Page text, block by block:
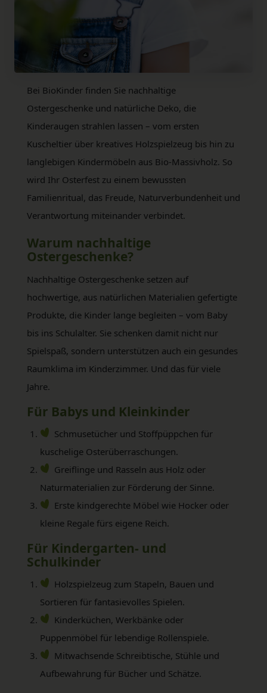
Bei BioKinder finden Sie nachhaltige
Ostergeschenke und natürliche Deko, die
Kinderaugen strahlen lassen – vom ersten
Kuscheltier über kreatives Holzspielzeug bis hin zu
langlebigen Kindermöbeln aus Bio-Massivholz. So
wird Ihr Osterfest zu einem bewussten
Familienritual, das Freude, Naturverbundenheit und
Verantwortung miteinander verbindet.
Warum nachhaltige
Ostergeschenke?
Nachhaltige Ostergeschenke setzen auf
hochwertige, aus natürlichen Materialien gefertigte
Produkte, die Kinder lange begleiten – vom Baby
bis ins Schulalter. Sie schenken damit nicht nur
Spielspaß, sondern unterstützen auch ein gesundes
Raumklima im Kinderzimmer. Und das für viele
Jahre.
Für Babys und Kleinkinder
Schmusetücher und Stoffpüppchen für
kuschelige Osterüberraschungen.
Greiflinge und Rasseln aus Holz oder
Naturmaterialien zur Förderung der Sinne.
Erste kindgerechte Möbel wie Hocker oder
kleine Regale fürs eigene Reich.
Für Kindergarten- und
Schulkinder
Holzspielzeug zum Stapeln, Bauen und
Sortieren für fantasievolles Spielen.​
Kinderküchen, Werkbänke oder
Puppenmöbel für lebendige Rollenspiele.
Mitwachsende Schreibtische, Stühle und
Aufbewahrung für Bücher und Schätze.​